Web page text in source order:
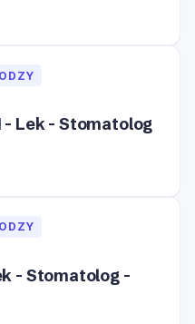
Lek - Stomatolog
- Stomatolog -